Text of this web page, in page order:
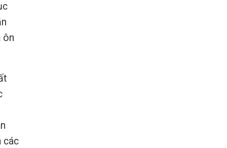
ôn
các